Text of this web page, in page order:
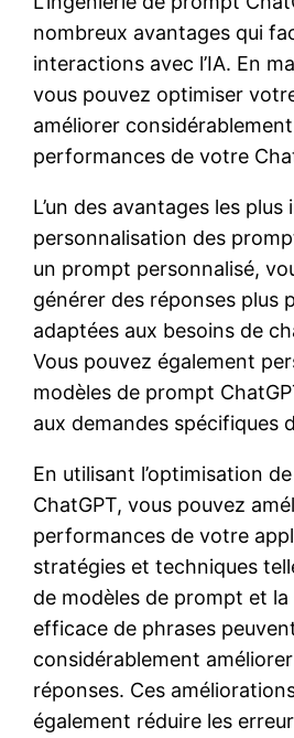
nombreux avantages qui
interactions avec l’IA. En
vous pouvez optimiser
améliorer
performances de votre
L’un des avantages les
personnalisation des
un prompt personnalisé,
générer des réponses plus
adaptées aux besoins de
Vous pouvez également
modèles de prompt
aux demandes spécifiques
En utilisant l’optimisation
ChatGPT, vous pouvez
performances de votre
stratégies et techniques
de modèles de prompt et
efficace de phrases
considérablement
réponses. Ces
également réduire les